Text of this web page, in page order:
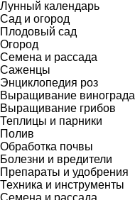
Лунный календарь
Сад и огород
Плодовый сад
Огород
Семена и рассада
Саженцы
Энциклопедия роз
Выращивание винограда
Выращивание грибов
Теплицы и парники
Полив
Обработка почвы
Болезни и вредители
Препараты и удобрения
Техника и инструменты
Семена и рассада